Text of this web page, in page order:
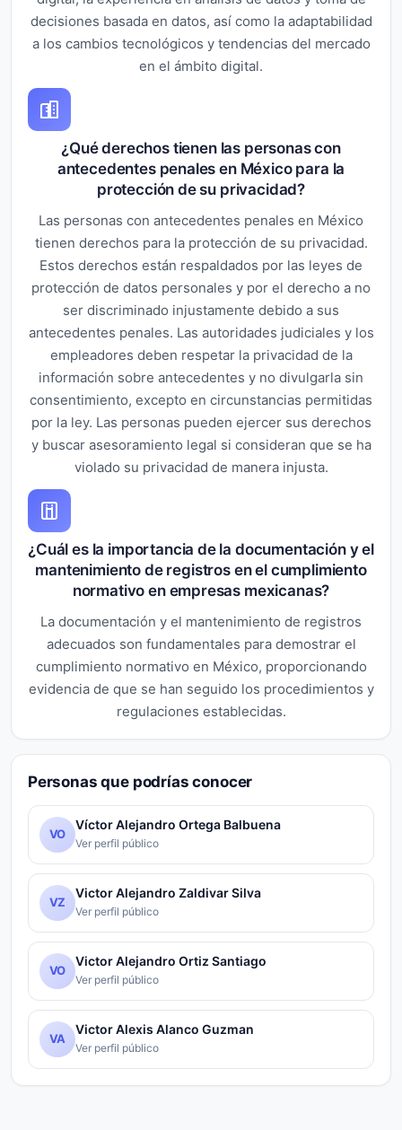
decisiones basada en datos, así como la adaptabilidad
a los cambios tecnológicos y tendencias del mercado
en el ámbito digital.
¿Qué derechos tienen las personas con
antecedentes penales en México para la
protección de su privacidad?
Las personas con antecedentes penales en México
tienen derechos para la protección de su privacidad.
Estos derechos están respaldados por las leyes de
protección de datos personales y por el derecho a no
ser discriminado injustamente debido a sus
antecedentes penales. Las autoridades judiciales y los
empleadores deben respetar la privacidad de la
información sobre antecedentes y no divulgarla sin
consentimiento, excepto en circunstancias permitidas
por la ley. Las personas pueden ejercer sus derechos
y buscar asesoramiento legal si consideran que se ha
violado su privacidad de manera injusta.
¿Cuál es la importancia de la documentación y el
mantenimiento de registros en el cumplimiento
normativo en empresas mexicanas?
La documentación y el mantenimiento de registros
adecuados son fundamentales para demostrar el
cumplimiento normativo en México, proporcionando
evidencia de que se han seguido los procedimientos y
regulaciones establecidas.
Personas que podrías conocer
VO
Víctor Alejandro Ortega Balbuena
Ver perfil público
VZ
Victor Alejandro Zaldivar Silva
Ver perfil público
VO
Victor Alejandro Ortiz Santiago
Ver perfil público
VA
Victor Alexis Alanco Guzman
Ver perfil público